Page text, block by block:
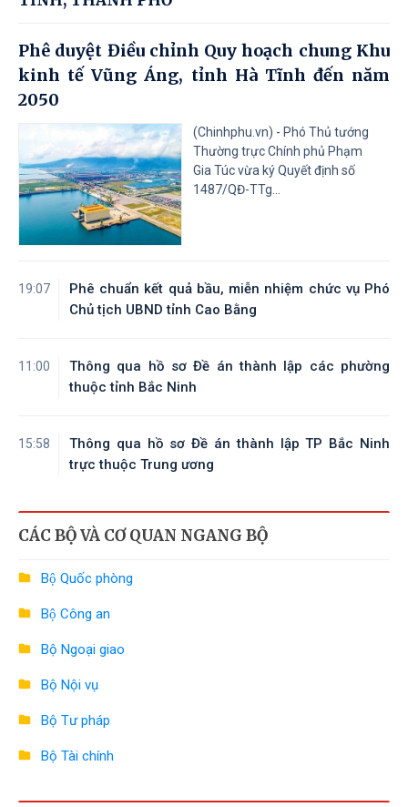
Phê duyệt Điều chỉnh Quy hoạch chung Khu
kinh tế Vũng Áng, tỉnh Hà Tĩnh đến năm
2050
(Chinhphu.vn) - Phó Thủ tướng
Thường trực Chính phủ Phạm
Gia Túc vừa ký Quyết định số
1487/QĐ-TTg...
19:07
Phê chuẩn kết quả bầu, miễn nhiệm chức vụ Phó
Chủ tịch UBND tỉnh Cao Bằng
11:00
Thông qua hồ sơ Đề án thành lập các phường
thuộc tỉnh Bắc Ninh
15:58
Thông qua hồ sơ Đề án thành lập TP Bắc Ninh
trực thuộc Trung ương
CÁC BỘ VÀ CƠ QUAN NGANG BỘ
Bộ Quốc phòng
Bộ Công an
Bộ Ngoại giao
Bộ Nội vụ
Bộ Tư pháp
Bộ Tài chính